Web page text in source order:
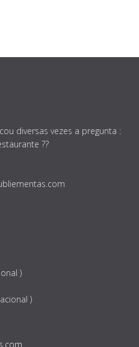
diversas vezes a pregunta :
??
)
)